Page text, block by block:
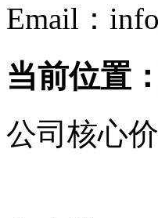
Email：
当前位置：
公司核心